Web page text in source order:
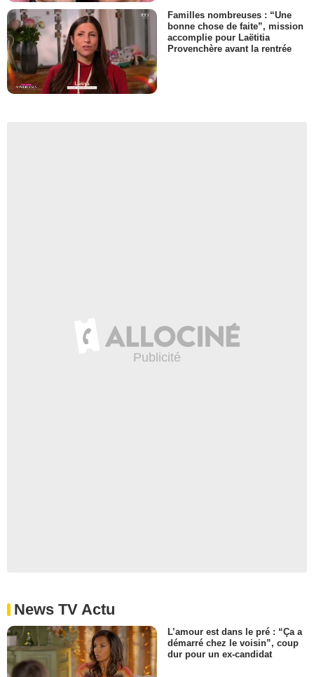
Familles nombreuses : “Une
bonne chose de faite”, mission
accomplie pour Laëtitia
Provenchère avant la rentrée
News TV Actu
L’amour est dans le pré : “Ça a
démarré chez le voisin”, coup
dur pour un ex-candidat